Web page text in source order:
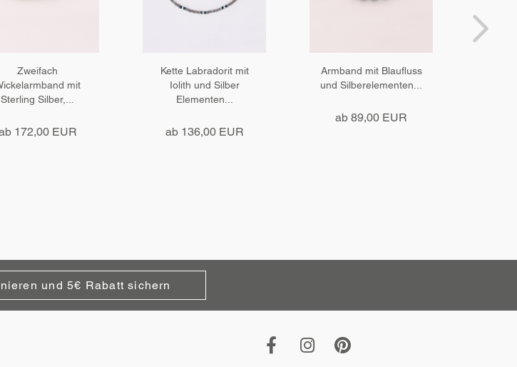
Zweifach
mit
Sterling Silber,...
172,00 EUR
Kette Labradorit mit
Iolith und Silber
Elementen...
ab 136,00 EUR
Armband mit Blaufluss
und Silberelementen...
ab 89,00 EUR
und 5€ Rabatt sichern